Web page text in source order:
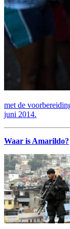
met de
juni 2014.
Waar is Amarildo?